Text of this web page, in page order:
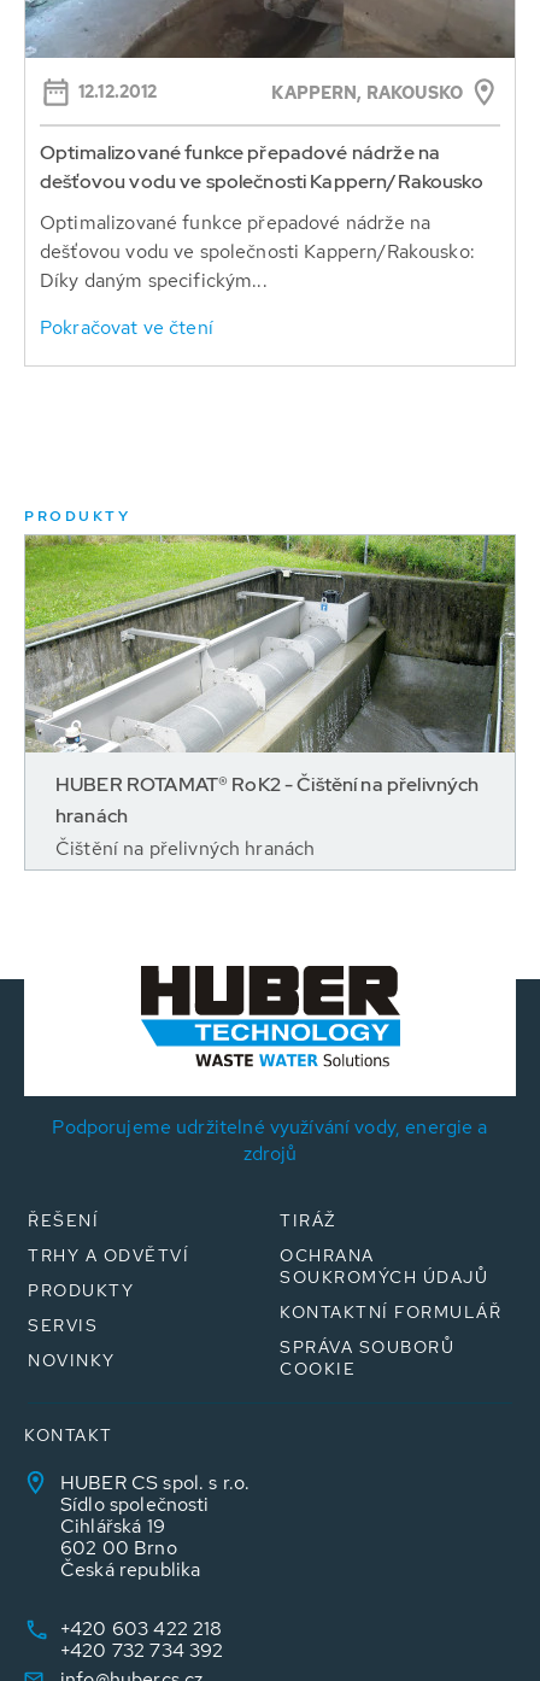
12.12.2012 KAPPERN, RAKOUSKO
Optimalizované funkce přepadové nádrže na
dešťovou vodu ve společnosti Kappern/Rakousko
Optimalizované funkce přepadové nádrže na
dešťovou vodu ve společnosti Kappern/Rakousko:
Díky daným specifickým...
Pokračovat ve čtení
PRODUKTY
HUBER ROTAMAT® RoK2 - Čištění na přelivných
hranách
Čištění na přelivných hranách
Podporujeme udržitelné využívání vody, energie a
zdrojů
ŘEŠENÍ
TRHY A ODVĚTVÍ
PRODUKTY
SERVIS
NOVINKY
TIRÁŽ
OCHRANA
SOUKROMÝCH ÚDAJŮ
KONTAKTNÍ FORMULÁŘ
SPRÁVA SOUBORŮ
COOKIE
KONTAKT
HUBER CS spol. s r.o.
Sídlo společnosti
Cihlářská 19
602 00 Brno
Česká republika
+420 603 422 218
+420 732 734 392